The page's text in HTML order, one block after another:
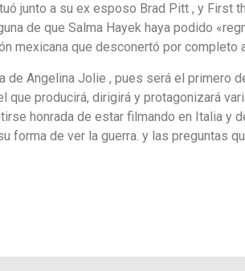
junto a su ex esposo Brad Pitt , y First
de que Salma Hayek haya podido
mexicana que desconertó por completo
Angelina Jolie , pues será el primero
que producirá, dirigirá y protagonizará
honrada de estar filmando en Italia y
forma de ver la guerra. y las preguntas